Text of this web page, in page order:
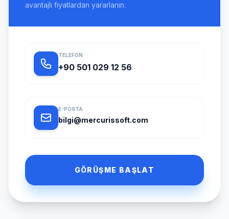
avantajlı fiyatlardan yararlanın.
TELEFON
+90 501 029 12 56
E-POSTA
bilgi@mercurissoft.com
GÖRÜŞME BAŞLAT